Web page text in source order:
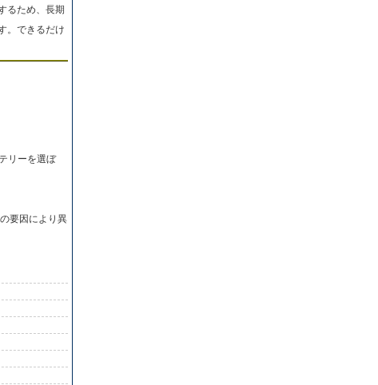
るため、長期
。できるだけ
リーを選ぼ
要因により異